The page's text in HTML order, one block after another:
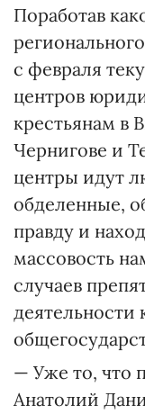
Поработав
с февраля
центров
крестьянам в
Чернигове и
центры идут
обделенные,
правду и
массовость
случаев
деятельности
— Уже то, что
Анатолий